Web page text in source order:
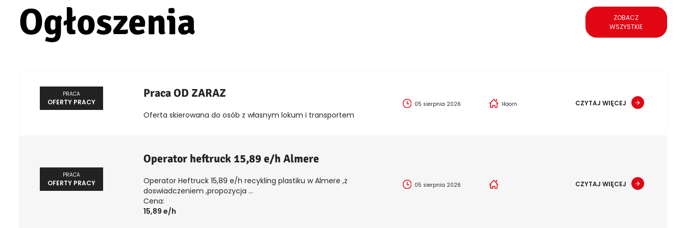
Ogłoszenia
ZOBACZ
WSZYSTKIE
PRACA
OFERTY PRACY
Praca OD ZARAZ
Oferta skierowana do osób z własnym lokum i transportem
05 sierpnia 2026 Hoorn CZYTAJ WIĘCEJ
PRACA
OFERTY PRACY
Operator heftruck 15,89 e/h Almere
Operator Heftruck 15,89 e/h recykling plastiku w Almere ,z
doswiadczeniem ,propozycja ...
Cena:
15,89 e/h
05 sierpnia 2026 CZYTAJ WIĘCEJ